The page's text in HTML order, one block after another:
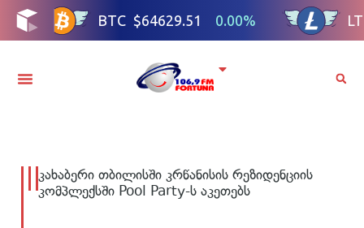
კახაბერი თბილისში კრწანისის რეზიდენციის
კომპლექსში Pool Party-ს აკეთებს